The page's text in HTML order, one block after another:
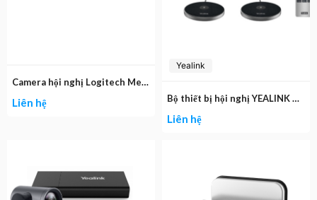
Camera hội nghị Logitech Meet Up 2
Liên hệ
Yealink
Bộ thiết bị hội nghị YEALINK M500-8013
Liên hệ